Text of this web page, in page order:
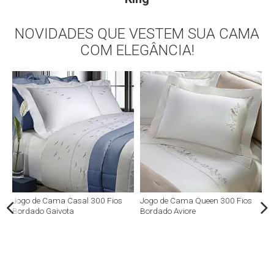
NOVIDADES QUE VESTEM SUA CAMA
COM ELEGÂNCIA!
Jogo de Cama Casal 300 Fios
Bordado Gaivota
Jogo de Cama Queen 300 Fios
Bordado Aviore